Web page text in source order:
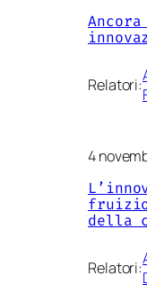
Relatori:
4
della
Relatori: